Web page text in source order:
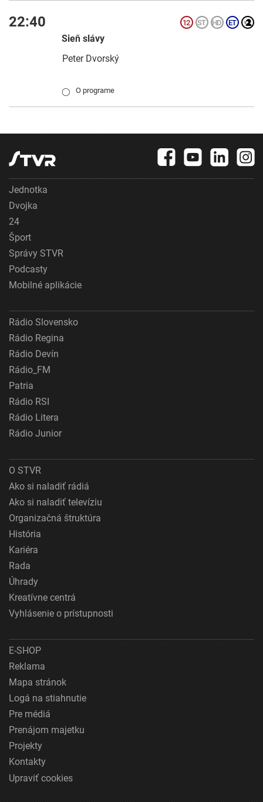
22:40
Sieň slávy
Peter Dvorský
◯ O programe
Jednotka
Dvojka
24
Šport
Správy STVR
Podcasty
Mobilné aplikácie
Rádio Slovensko
Rádio Regina
Rádio Devín
Rádio_FM
Patria
Rádio RSI
Rádio Litera
Rádio Junior
O STVR
Ako si naladiť rádiá
Ako si naladiť televíziu
Organizačná štruktúra
História
Kariéra
Rada
Úhrady
Kreatívne centrá
Vyhlásenie o prístupnosti
E-SHOP
Reklama
Mapa stránok
Logá na stiahnutie
Pre médiá
Prenájom majetku
Projekty
Kontakty
Upraviť cookies